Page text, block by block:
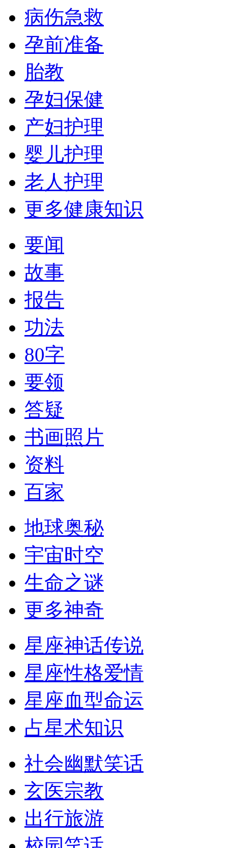
病伤急救
孕前准备
胎教
孕妇保健
产妇护理
婴儿护理
老人护理
更多健康知识
要闻
故事
报告
功法
80字
要领
答疑
书画照片
资料
百家
地球奥秘
宇宙时空
生命之谜
更多神奇
星座神话传说
星座性格爱情
星座血型命运
占星术知识
社会幽默笑话
玄医宗教
出行旅游